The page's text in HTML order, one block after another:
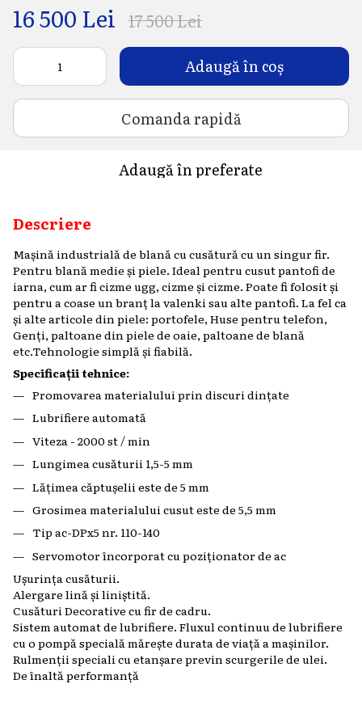
16 500 Lei 17 500 Lei
Adaugă în coș
Comanda rapidă
Adaugă în preferate
Descriere
Mașină industrială de blană cu cusătură cu un singur fir.
Pentru blană medie și piele. Ideal pentru cusut pantofi de
iarna, cum ar fi cizme ugg, cizme și cizme. Poate fi folosit și
pentru a coase un branț la valenki sau alte pantofi. La fel ca
și alte articole din piele: portofele, Huse pentru telefon,
Genți, paltoane din piele de oaie, paltoane de blană
etc.Tehnologie simplă și fiabilă.
Specificații tehnice:
Promovarea materialului prin discuri dințate
Lubrifiere automată
Viteza - 2000 st / min
Lungimea cusăturii 1,5-5 mm
Lățimea căptușelii este de 5 mm
Grosimea materialului cusut este de 5,5 mm
Tip ac-DPx5 nr. 110-140
Servomotor încorporat cu poziționator de ac
Ușurința cusăturii.
Alergare lină și liniștită.
Cusături Decorative cu fir de cadru.
Sistem automat de lubrifiere. Fluxul continuu de lubrifiere
cu o pompă specială mărește durata de viață a mașinilor.
Rulmenții speciali cu etanșare previn scurgerile de ulei.
De înaltă performanță